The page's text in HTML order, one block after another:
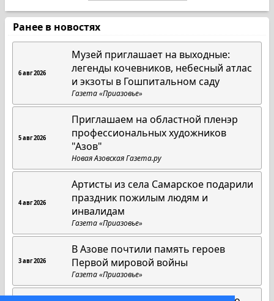
Ранее в новостях
6 авг 2026
Музей приглашает на выходные:
легенды кочевников, небесный атлас
и экзоты в Гошпитальном саду
Газета «Приазовье»
5 авг 2026
Приглашаем на областной пленэр
профессиональных художников
"Азов"
Новая Азовская Газета.ру
4 авг 2026
Артисты из села Самарское подарили
праздник пожилым людям и
инвалидам
Газета «Приазовье»
3 авг 2026
В Азове почтили память героев
Первой мировой войны
Газета «Приазовье»